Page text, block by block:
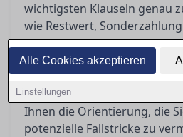
Alle Cookies akzeptieren
Einstellungen
wichtigsten Klauseln genau
wie Restwert,
können komplex sein und
Auswirkungen haben.
Frage, was passiert, wenn Sie
vorzeitig beenden möchten.
Ihnen die Orientierung, die
potenzielle Fallstricke zu